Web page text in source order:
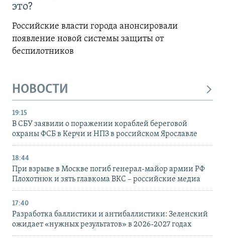
это?
Российские власти города анонсировали
появление новой системы защиты от
беспилотников
НОВОСТИ
19:15
В СБУ заявили о поражении кораблей береговой
охраны ФСБ в Керчи и НПЗ в российском Ярославле
18:44
При взрыве в Москве погиб генерал-майор армии РФ
Плохотнюк и зять главкома ВКС – российские медиа
17:40
Разработка баллистики и антибаллистики: Зеленский
ожидает «нужных результатов» в 2026-2027 годах